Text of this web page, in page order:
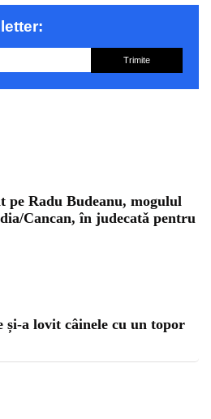
Trimite
pe Radu Budeanu, mogulul
Cancan, în judecatǎ pentru
a lovit câinele cu un topor